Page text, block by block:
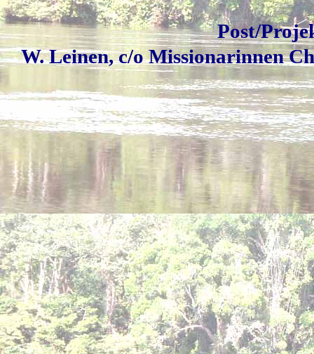
Post/
W. Leinen, c/o Missionarinnen